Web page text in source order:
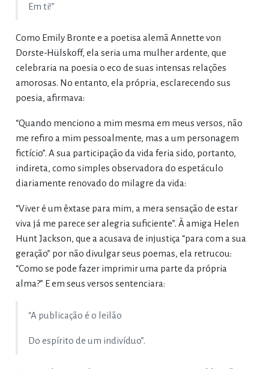
Em ti!”
Como Emily Bronte e a poetisa alemã Annette von
Dorste-Hülskoff, ela seria uma mulher ardente, que
celebraria na poesia o eco de suas intensas relações
amorosas. No entanto, ela própria, esclarecendo sus
poesia, afirmava:
“Quando menciono a mim mesma em meus versos, não
me refiro a mim pessoalmente, mas a um personagem
fictício”. A sua participação da vida feria sido, portanto,
indireta, como simples observadora do espetáculo
diariamente renovado do milagre da vida:
“Viver é um êxtase para mim, a mera sensação de estar
viva já me parece ser alegria suficiente”. À amiga Helen
Hunt Jackson, que a acusava de injustiça “para com a sua
geração” por não divulgar seus poemas, ela retrucou:
“Como se pode fazer imprimir uma parte da própria
alma?” E em seus versos sentenciara:
“A publicação é o leilão
Do espírito de um indivíduo”.